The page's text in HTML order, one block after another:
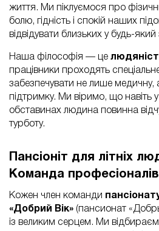
життя. Ми піклуємося про
болю, гідність і спокій наших
відвідувати близьких у будь-
Наша філософія — це
працівники проходять
забезпечувати не лише медичну,
підтримку. Ми віримо, що навіть
обставинах людина повинна
турботу.
Пансіоніт для літніх
Команда професіоналів
Кожен член команди
«Добрий Вік» (пансионат
із великим серцем. Ми